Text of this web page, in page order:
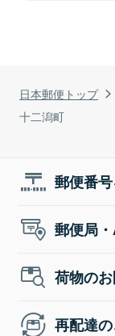
日本郵便トップ
十二潟町
郵便番
郵便局
荷物の
再配達